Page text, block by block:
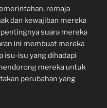
remaja
dan kewajiban mereka
suara mereka
ini membuat mereka
isu-isu yang dihadapi
mereka untuk
perubahan yang